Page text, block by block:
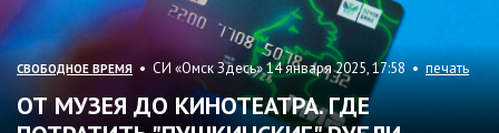
СВОБОДНОЕ ВРЕМЯ • СИ «Омск Здесь» 14 января 2025, 17:58 •печать
ОТ МУЗЕЯ ДО КИНОТЕАТРА. ГДЕ